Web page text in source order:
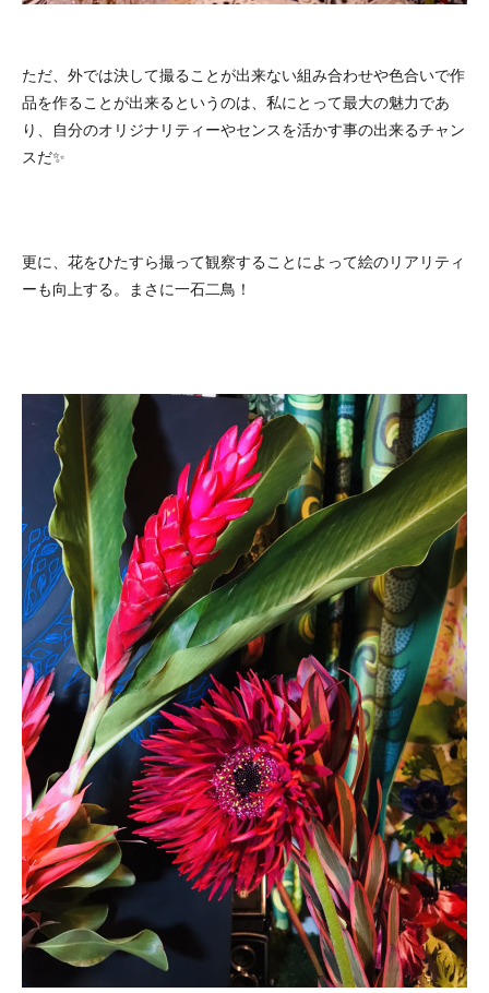
ただ、外では決して撮ることが出来ない組み合わせや色合いで作
品を作ることが出来るというのは、私にとって最大の魅力であ
り、自分のオリジナリティーやセンスを活かす事の出来るチャン
スだ✨
更に、花をひたすら撮って観察することによって絵のリアリティ
ーも向上する。まさに一石二鳥！